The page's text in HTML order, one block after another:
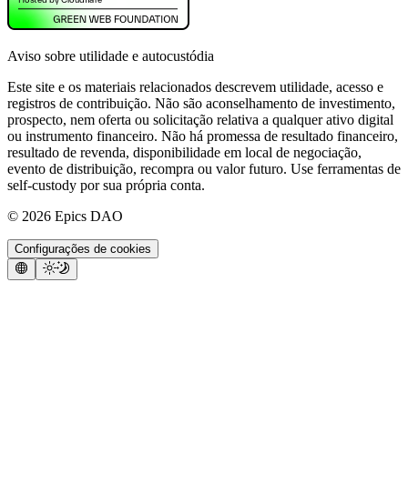
Aviso sobre utilidade e autocustódia
Este site e os materiais relacionados descrevem utilidade, acesso e
registros de contribuição. Não são aconselhamento de investimento,
prospecto, nem oferta ou solicitação relativa a qualquer ativo digital
ou instrumento financeiro. Não há promessa de resultado financeiro,
resultado de revenda, disponibilidade em local de negociação,
evento de distribuição, recompra ou valor futuro. Use ferramentas de
self-custody por sua própria conta.
© 2026 Epics DAO
Configurações de cookies